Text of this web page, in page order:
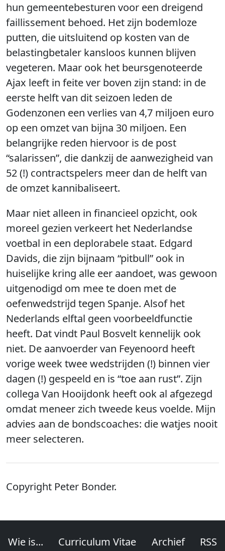
hun gemeentebesturen voor een dreigend
faillissement behoed. Het zijn bodemloze
putten, die uitsluitend op kosten van de
belastingbetaler kansloos kunnen blijven
vegeteren. Maar ook het beursgenoteerde
Ajax leeft in feite ver boven zijn stand: in de
eerste helft van dit seizoen leden de
Godenzonen een verlies van 4,7 miljoen euro
op een omzet van bijna 30 miljoen. Een
belangrijke reden hiervoor is de post
“salarissen”, die dankzij de aanwezigheid van
52 (!) contractspelers meer dan de helft van
de omzet kannibaliseert.
Maar niet alleen in financieel opzicht, ook
moreel gezien verkeert het Nederlandse
voetbal in een deplorabele staat. Edgard
Davids, die zijn bijnaam “pitbull” ook in
huiselijke kring alle eer aandoet, was gewoon
uitgenodigd om mee te doen met de
oefenwedstrijd tegen Spanje. Alsof het
Nederlands elftal geen voorbeeldfunctie
heeft. Dat vindt Paul Bosvelt kennelijk ook
niet. De aanvoerder van Feyenoord heeft
vorige week twee wedstrijden (!) binnen vier
dagen (!) gespeeld en is “toe aan rust”. Zijn
collega Van Hooijdonk heeft ook al afgezegd
omdat meneer zich tweede keus voelde. Mijn
advies aan de bondscoaches: die watjes nooit
meer selecteren.
Copyright Peter Bonder.
Wie is... Curriculum Vitae Archief RSS